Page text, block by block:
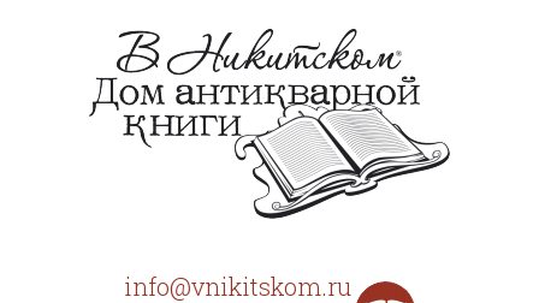
info@vnikitskom.ru